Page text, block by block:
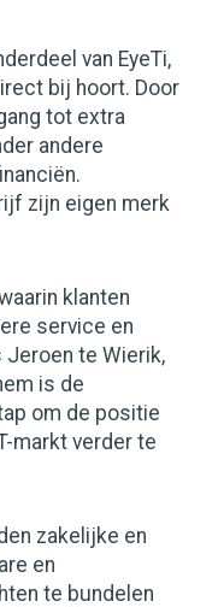
van EyeTi,
bij hoort. Door
tot extra
andere
zijn eigen merk
klanten
service en
Jeroen te Wierik,
is de
om de positie
markt verder te
zakelijke en
en
te bundelen